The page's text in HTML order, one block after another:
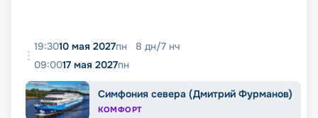
19:3010 мая 2027пн 8 дн/7 нч
09:0017 мая 2027пн
Симфония севера (Дмитрий Фурманов)
КОМФОРТ